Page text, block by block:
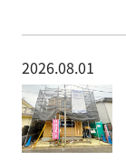
2026.08.01